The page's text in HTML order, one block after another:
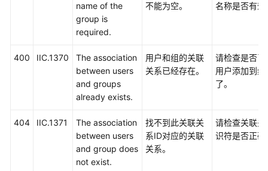
name of the
group is
required.
不能为空。
名称是否有效
400 IIC.1370
The association
between users
and groups
already exists.
用户和组的关联
关系已经存在。
请检查是否已
用户添加到组
了。
404 IIC.1371
The association
between users
and group does
not exist.
找不到此关联关
系ID对应的关联
关系。
请检查关联关
识符是否正确